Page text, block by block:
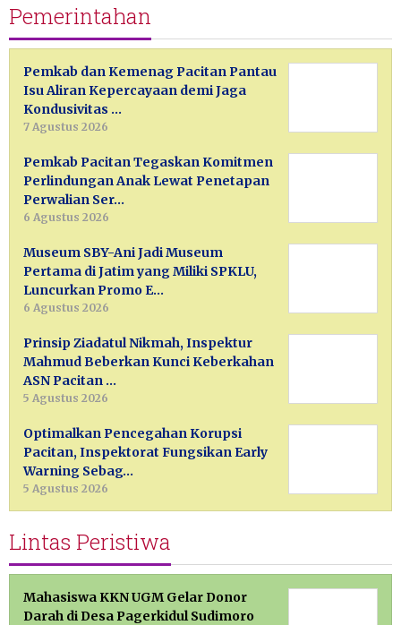
Pemerintahan
Pemkab dan Kemenag Pacitan Pantau
Isu Aliran Kepercayaan demi Jaga
Kondusivitas …
7 Agustus 2026
Pemkab Pacitan Tegaskan Komitmen
Perlindungan Anak Lewat Penetapan
Perwalian Ser…
6 Agustus 2026
Museum SBY-Ani Jadi Museum
Pertama di Jatim yang Miliki SPKLU,
Luncurkan Promo E…
6 Agustus 2026
Prinsip Ziadatul Nikmah, Inspektur
Mahmud Beberkan Kunci Keberkahan
ASN Pacitan …
5 Agustus 2026
Optimalkan Pencegahan Korupsi
Pacitan, Inspektorat Fungsikan Early
Warning Sebag…
5 Agustus 2026
Lintas Peristiwa
Mahasiswa KKN UGM Gelar Donor
Darah di Desa Pagerkidul Sudimoro